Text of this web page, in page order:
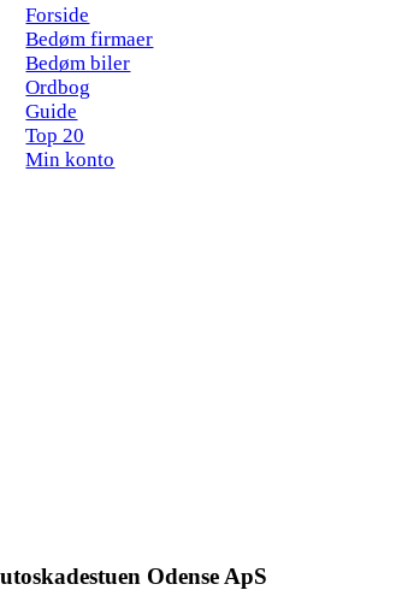
Forside
Bedøm firmaer
Bedøm biler
Ordbog
Guide
Top 20
Min konto
Odense ApS